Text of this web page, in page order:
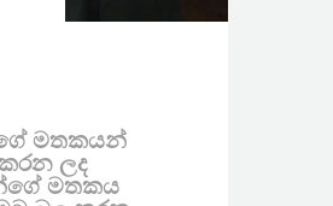
මතකයන්
ලද
මතකය